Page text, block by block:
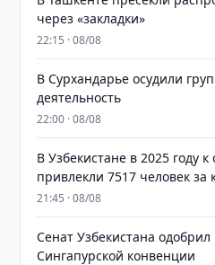
через «закладки»
22:15 · 08/08
В Сурхандарье осудили
деятельность
22:00 · 08/08
В Узбекистане в 2025 году к
привлекли 7517 человек за
21:45 · 08/08
Сенат Узбекистана
Сингапурской конвенции